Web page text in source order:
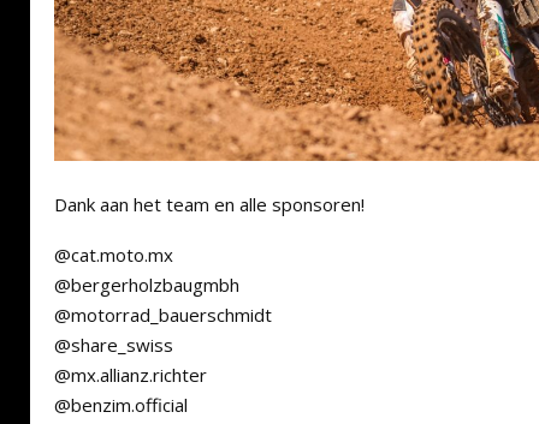
Dank aan het team en alle sponsoren!
@cat.moto.mx
@bergerholzbaugmbh
@motorrad_bauerschmidt
@share_swiss
@mx.allianz.richter
@benzim.official